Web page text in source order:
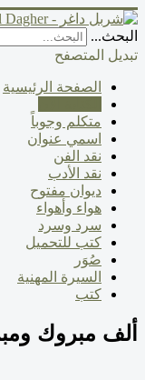
البحث...
تبديل المتصفح
الصفحة الرئيسية
متكلم وجوباً
اسمي عنوان
نقد الفن
نقد الأدب
ديوان مفتوح
هواء وأهواء
سرد وسرد
كتب للتحميل
صُوَر
السيرة المهنية
كتب
ألف مبروك